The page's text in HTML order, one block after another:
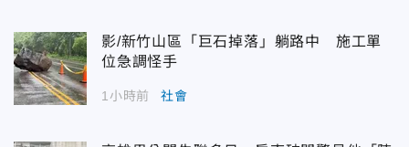
影/新竹山區「巨石掉落」躺路中 施工單
位急調怪手
1小時前 社會